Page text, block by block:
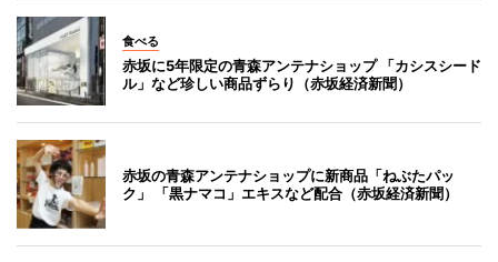
食べる
赤坂に5年限定の青森アンテナショップ 「カシスシード
ル」など珍しい商品ずらり（赤坂経済新聞）
赤坂の青森アンテナショップに新商品「ねぶたパッ
ク」 「黒ナマコ」エキスなど配合（赤坂経済新聞）